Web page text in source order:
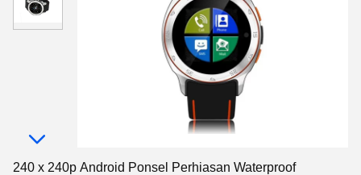
240 x 240p Android Ponsel Perhiasan Waterproof